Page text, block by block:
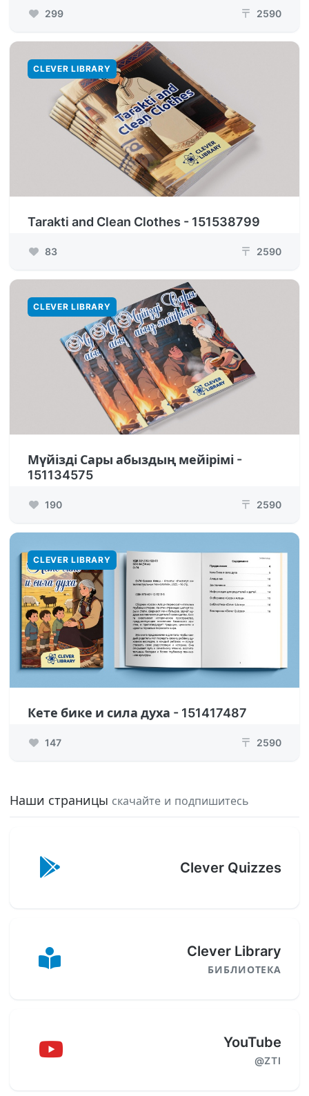
299 ₸ 2590
CLEVER LIBRARY
Tarakti and Clean Clothes - 151538799
83 ₸ 2590
CLEVER LIBRARY
Мүйізді Сары абыздың мейірімі -
151134575
190 ₸ 2590
CLEVER LIBRARY
Кете бике и сила духа - 151417487
147 ₸ 2590
Наши страницы скачайте и подпишитесь
Clever Quizzes
Clever Library
БИБЛИОТЕКА
YouTube
@ZTI